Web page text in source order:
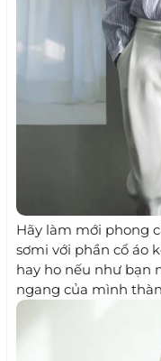
Hãy làm mới phong
sơmi với phần cổ áo
hay ho nếu như bạn
ngang của mình